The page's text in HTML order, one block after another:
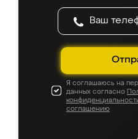
Я соглашаюсь на
данных согласно
соглашению